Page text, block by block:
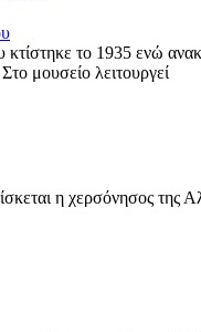
το 1935 ενώ
μουσείο λειτουργεί
η χερσόνησος της